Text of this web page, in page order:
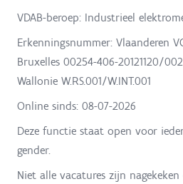
VDAB-beroep: Industrieel
Erkenningsnummer: Vlaanderen
Bruxelles 00254-406-20121120/
Wallonie W.RS.001/W.INT.001
Online sinds: 08-07-2026
Deze functie staat open voor
gender.
Niet alle vacatures zijn